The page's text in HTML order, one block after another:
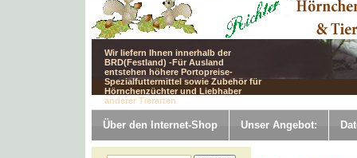
Wir liefern Ihnen innerhalb der
BRD(Festland) -Für Ausland
entstehen höhere Portopreise-
Spezialfuttermittel sowie Zubehör für
Hörnchenzüchter und Liebhaber
anderer Tierarten
Über den Internet-Shop Unser Angebot: